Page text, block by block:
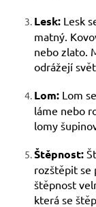
Lesk: Lesk
matný.
nebo zlato.
odrážejí
Lom: Lom
láme nebo
lomy
Štěpnost:
rozštěpit se
štěpnost
která se